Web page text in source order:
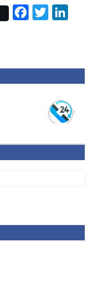
Facebook
Twitter